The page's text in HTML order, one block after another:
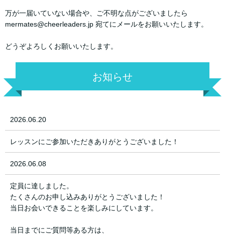
万が一届いていない場合や、ご不明な点がございましたら
mermates@cheerleaders.jp 宛てにメールをお願いいたします。
どうぞよろしくお願いいたします。
お知らせ
2026.06.20
レッスンにご参加いただきありがとうございました！
2026.06.08
定員に達しました。
たくさんのお申し込みありがとうございました！
当日お会いできることを楽しみにしています。
当日までにご質問等ある方は、